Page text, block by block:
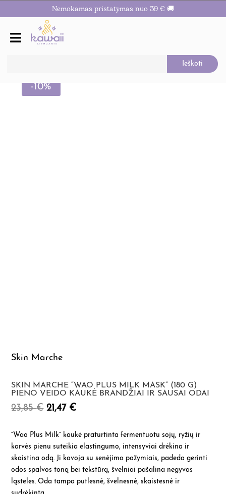
Nemokamas pristatymas nuo 39 € 🚚
-10%
Skin Marche
SKIN MARCHE “WAO PLUS MILK MASK” (180 G)
PIENO VEIDO KAUKĖ BRANDŽIAI IR SAUSAI ODAI
23,85€ Original
was:
23,85 €.
21,47 €Current
is:
21,47 €.
“Wao Plus Milk” kaukė praturtinta fermentuotu sojų, ryžių ir
karvės pienu suteikia elastingumo, intensyviai drėkina ir
skaistina odą. Ji kovoja su senėjimo požymiais, padeda gerinti
odos spalvos toną bei tekstūrą, švelniai pašalina negyvas
ląsteles. Oda tampa putlesnė, švelnesnė, skaistesnė ir